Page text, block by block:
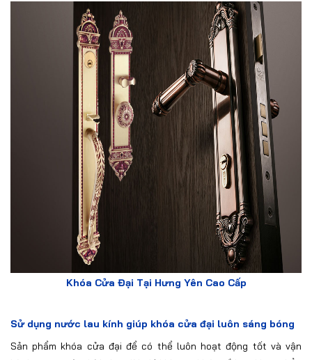
Khóa Cửa Đại Tại Hưng Yên Cao Cấp
Sử dụng nước lau kính giúp khóa cửa đại luôn sáng bóng
Sản phẩm khóa cửa đại để có thể luôn hoạt động tốt và vận